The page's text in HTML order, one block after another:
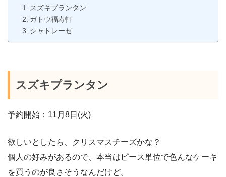
スズキプランタン
ガトウ福寿軒
シャトレーゼ
スズキプランタン
予約開始：11月8日(火)
欲しいとしたら、クリスマスチーズかな？
個人の好みがあるので、本当はピース単位で色んなケーキ
を買うのが良さそうなんだけど。